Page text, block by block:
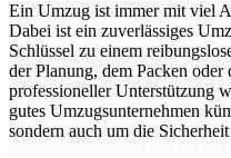
Ein Umzug ist immer mit viel
Dabei ist ein zuverlässiges
Schlüssel zu einem
der Planung, dem Packen
professioneller Unterstützung
gutes Umzugsunternehmen
sondern auch um die